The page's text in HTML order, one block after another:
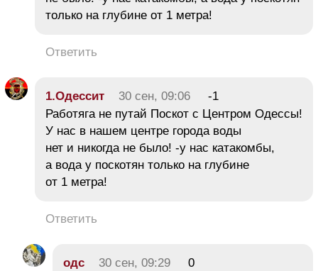
только на глубине от 1 метра!
Ответить
1.Одессит 30 сен, 09:06
-1
Работяга не путай Поскот с Центром Одессы!
У нас в нашем центре города воды
нет и никогда не было! -у нас катакомбы,
а вода у поскотян только на глубине
от 1 метра!
Ответить
одс 30 сен, 09:29
0